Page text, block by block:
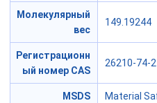
Молекулярный
вес
149.19244
Регистрационн
ый номер CAS
26210-74-2
MSDS Material